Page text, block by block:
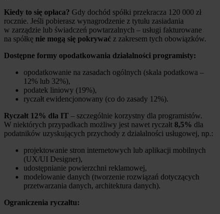
Kiedy to się opłaca? Gdy dochód spółki przekracza 120 000 zł
rocznie. Jeśli pobierasz wynagrodzenie z tytułu zasiadania
w zarządzie lub świadczeń powtarzalnych – usługi fakturowane
na spółkę nie mogą się pokrywać z zakresem tych obowiązków.
Dostępne formy opodatkowania działalności programisty:
opodatkowanie na zasadach ogólnych (skala podatkowa –
12% lub 32%),
podatek liniowy (19%),
ryczałt ewidencjonowany (co do zasady 12%).
Ryczałt 12% dla IT – szczególnie korzystny dla programistów.
W niektórych przypadkach możliwy jest nawet ryczałt 8,5% dla
podatników uzyskujących przychody z działalności usługowej, np.:
projektowanie stron internetowych lub aplikacji mobilnych
(UX/UI Designer),
udostępnianie powierzchni reklamowej,
modelowanie danych (tworzenie rozwiązań dotyczących
przetwarzania danych, architektura danych).
Ograniczenia ryczałtu: